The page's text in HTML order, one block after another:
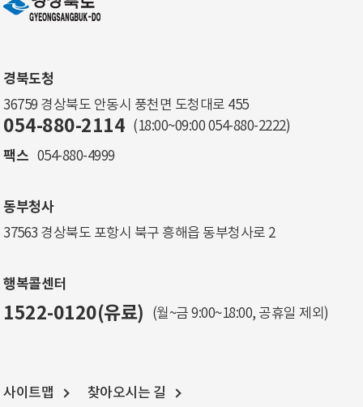
경북도청
36759 경상북도 안동시 풍천면 도청대로 455
054-880-2114 (18:00~09:00 054-880-2222)
팩스 054-880-4999
동부청사
37563 경상북도 포항시 북구 흥해읍 동부청사로 2
행복콜센터
1522-0120(유료) (월~금 9:00~18:00, 공휴일 제외)
사이트맵 찾아오시는 길